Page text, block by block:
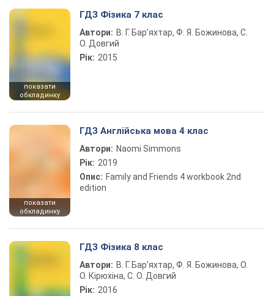
показати
обкладинку
ГДЗ Фізика 7 клас
Автори: В. Г. Бар’яхтар, Ф. Я. Божинова, С.
О. Довгий
Рік: 2015
показати
обкладинку
ГДЗ Англійська мова 4 клас
Автори: Naomi Simmons
Рік: 2019
Опис: Family and Friends 4 workbook 2nd
edition
ГДЗ Фізика 8 клас
Автори: В. Г. Бар’яхтар, Ф. Я. Божинова, О.
О. Кірюхіна, С. О. Довгий
Рік: 2016